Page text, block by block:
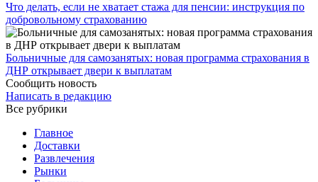
Что делать, если не хватает стажа для пенсии: инструкция по
добровольному страхованию
Больничные для самозанятых: новая программа страхования в
ДНР открывает двери к выплатам
Сообщить новость
Написать в редакцию
Все рубрики
Главное
Доставки
Развлечения
Рынки